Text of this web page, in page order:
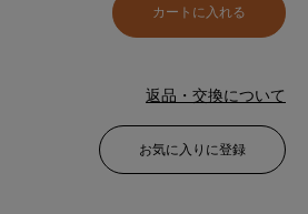
返品・交換について
お気に入りに登録